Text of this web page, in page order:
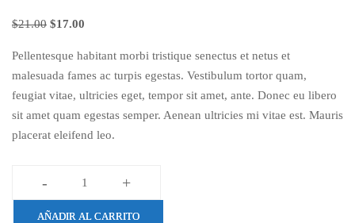
$21.00 El
original
era:
$21.00.
$17.00
actual
es:
$17.00.
Pellentesque habitant morbi tristique senectus et netus et
malesuada fames ac turpis egestas. Vestibulum tortor quam,
feugiat vitae, ultricies eget, tempor sit amet, ante. Donec eu libero
sit amet quam egestas semper. Aenean ultricies mi vitae est. Mauris
placerat eleifend leo.
-
Cup
princely
+
AÑADIR AL CARRITO